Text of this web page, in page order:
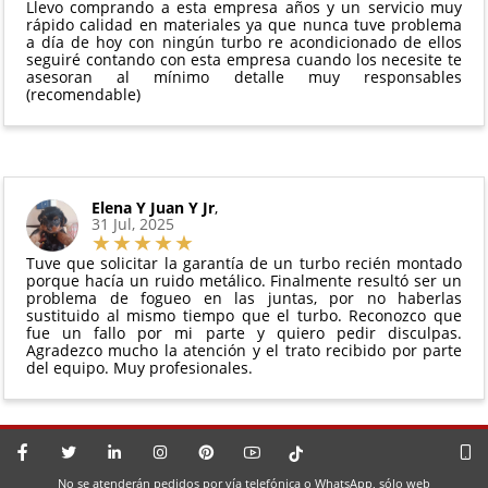
perfectas condiciones
Llevo comprando a esta empresa años y un servicio muy
rápido calidad en materiales ya que nunca tuve problema
a día de hoy con ningún turbo re acondicionado de ellos
seguiré contando con esta empresa cuando los necesite te
asesoran al mínimo detalle muy responsables
(recomendable)
Elena Y Juan Y Jr,
31 Jul, 2025
Tuve que solicitar la garantía de un turbo recién montado
porque hacía un ruido metálico. Finalmente resultó ser un
problema de fogueo en las juntas, por no haberlas
sustituido al mismo tiempo que el turbo. Reconozco que
fue un fallo por mi parte y quiero pedir disculpas.
Agradezco mucho la atención y el trato recibido por parte
del equipo. Muy profesionales.
No se atenderán pedidos por vía telefónica o WhatsApp, sólo web